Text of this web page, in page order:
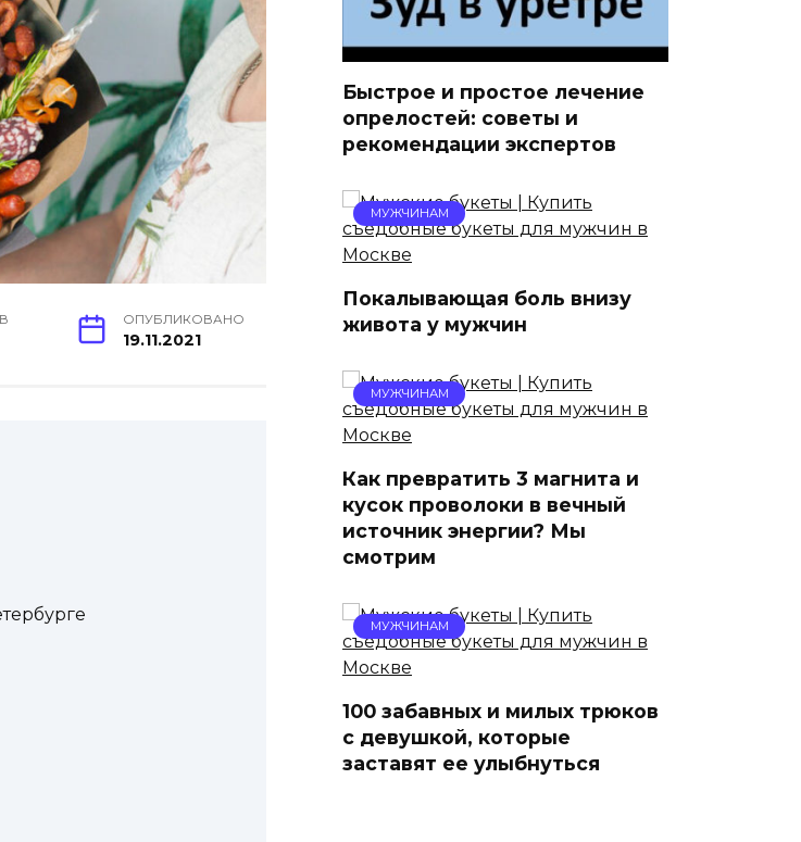
ОПУБЛИКОВАНО
19.11.2021
Быстрое и простое лечение
опрелостей: советы и
рекомендации экспертов
МУЖЧИНАМ
Покалывающая боль внизу
живота у мужчин
МУЖЧИНАМ
Как превратить 3 магнита и
кусок проволоки в вечный
источник энергии? Мы
смотрим
МУЖЧИНАМ
100 забавных и милых трюков
с девушкой, которые
заставят ее улыбнуться